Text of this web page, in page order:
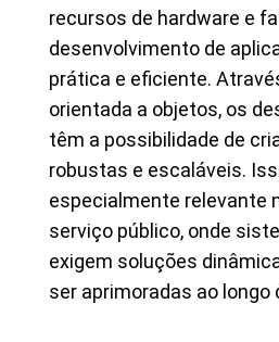
recursos de hardware e
desenvolvimento de
prática e eficiente.
orientada a objetos, os
têm a possibilidade de
robustas e escaláveis.
especialmente relevante
serviço público, onde
exigem soluções
ser aprimoradas ao longo